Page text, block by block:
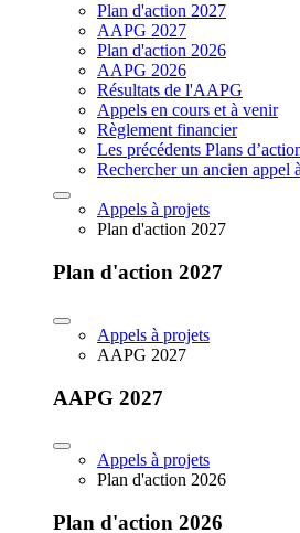
Plan d'action 2027
AAPG 2027
Plan d'action 2026
AAPG 2026
Résultats de l'AAPG
Appels en cours et à venir
Règlement financier
Les précédents Plans
Rechercher un ancien appel
Appels à projets
Plan d'action 2027
Plan d'action 2027
Appels à projets
AAPG 2027
AAPG 2027
Appels à projets
Plan d'action 2026
Plan d'action 2026